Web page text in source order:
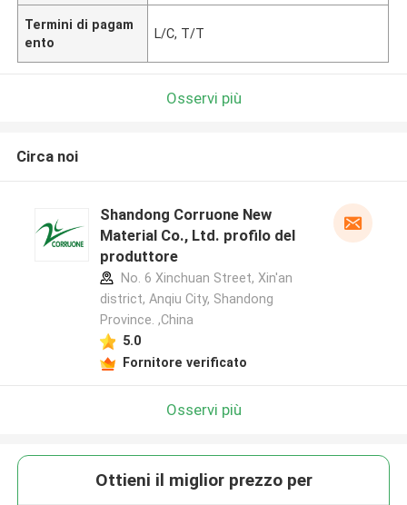
Termini di pagam
ento
L/C, T/T
Osservi più
Circa noi
Shandong Corruone New
Material Co., Ltd. profilo del
produttore
No. 6 Xinchuan Street, Xin'an
district, Anqiu City, Shandong
Province. ,China
5.0
Fornitore verificato
Osservi più
Ottieni il miglior prezzo per